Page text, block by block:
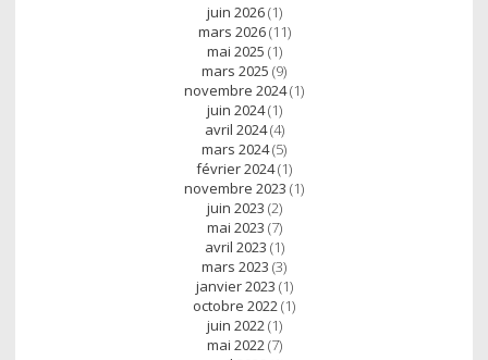
juin 2026(1)
mars 2026(11)
mai 2025 (1)
mars 2025 (9)
novembre 2024(1)
juin 2024(1)
avril 2024(4)
mars 2024(5)
février 2024(1)
novembre 2023 (1)
juin 2023 (2)
mai 2023 (7)
avril 2023 (1)
mars 2023 (3)
janvier 2023 (1)
octobre 2022(1)
juin 2022(1)
mai 2022(7)